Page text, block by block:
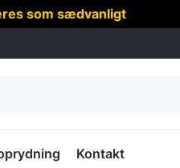
som sædvanligt
Kontakt